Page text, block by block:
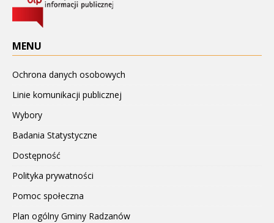
MENU
Ochrona danych osobowych
Linie komunikacji publicznej
Wybory
Badania Statystyczne
Dostępność
Polityka prywatności
Pomoc społeczna
Plan ogólny Gminy Radzanów